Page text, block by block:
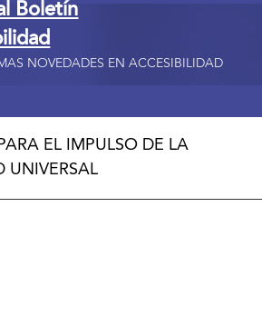
Boletín
NOVEDADES EN ACCESIBILIDAD
EL IMPULSO DE LA
UNIVERSAL